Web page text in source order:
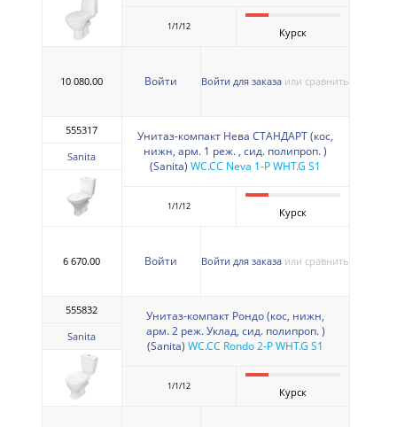
1/1/12 Курск
10 080.00 Войти Войти для заказа или сравнить
555317
Sanita
Унитаз-компакт Нева СТАНДАРТ (кос,
нижн, арм. 1 реж. , сид. полипроп. )
(Sanita) WC.CC Neva 1-P WHT.G S1
1/1/12 Курск
6 670.00 Войти Войти для заказа или сравнить
555832
Sanita
Унитаз-компакт Рондо (кос, нижн,
арм. 2 реж. Уклад, сид. полипроп. )
(Sanita) WC.CC Rondo 2-P WHT.G S1
1/1/12 Курск